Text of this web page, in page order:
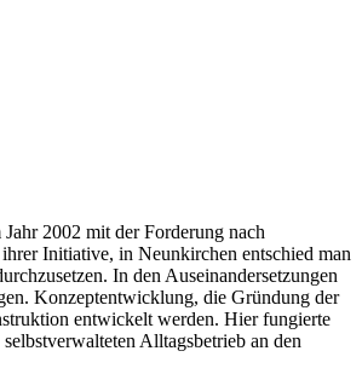
2002 mit der Forderung nach
Initiative, in Neunkirchen entschied man
In den Auseinandersetzungen
Konzeptentwicklung, die Gründung der
entwickelt werden. Hier fungierte
Alltagsbetrieb an den